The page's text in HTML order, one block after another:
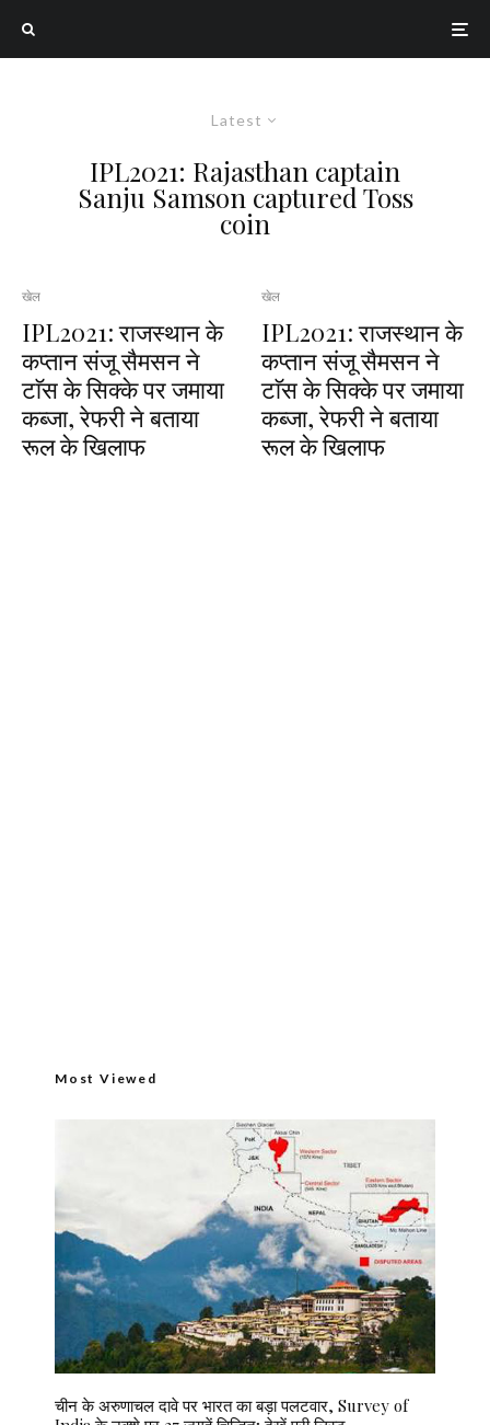
Latest
IPL2021: Rajasthan captain
Sanju Samson captured Toss
coin
खेल
IPL2021: राजस्थान के
कप्तान संजू सैमसन ने
टाॅस के सिक्के पर जमाया
कब्जा, रेफरी ने बताया
रूल के खिलाफ
खेल
IPL2021: राजस्थान के
कप्तान संजू सैमसन ने
टाॅस के सिक्के पर जमाया
कब्जा, रेफरी ने बताया
रूल के खिलाफ
Most Viewed
चीन के अरुणाचल दावे पर भारत का बड़ा पलटवार, Survey of